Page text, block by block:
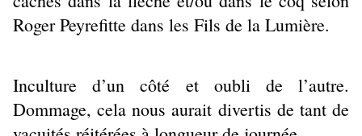
Roger Peyrefitte dans les Fils de la Lumière.
Inculture d’un côté et oubli de l’autre.
Dommage, cela nous aurait divertis de tant de